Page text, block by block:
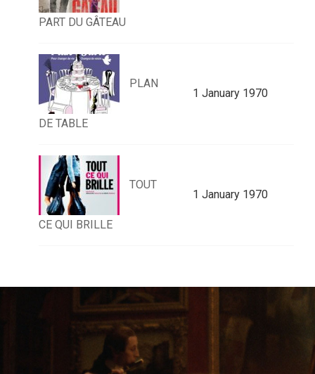
PART DU GÂTEAU
PLAN
DE TABLE
1 January 1970
TOUT
CE QUI BRILLE
1 January 1970